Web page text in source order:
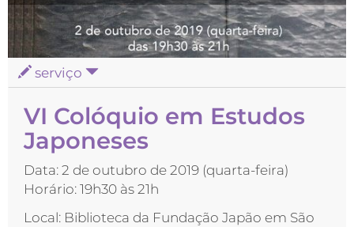
serviço
VI Colóquio em Estudos
Japoneses
Data: 2 de outubro de 2019 (quarta-feira)
Horário: 19h30 às 21h
Local: Biblioteca da Fundação Japão em São